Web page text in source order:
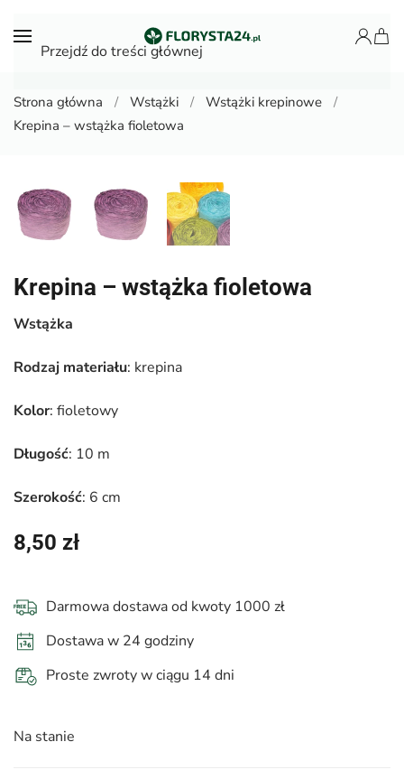
Przejdź do treści głównej
Strona główna Wstążki
Wstążki krepinowe
Krepina – wstążka fioletowa
Krepina – wstążka fioletowa
Wstążka
Rodzaj materiału: krepina
Kolor: fioletowy
Długość: 10 m
Szerokość: 6 cm
8,50 zł
Darmowa dostawa od kwoty 1000 zł
Dostawa w 24 godziny
Proste zwroty w ciągu 14 dni
Na stanie